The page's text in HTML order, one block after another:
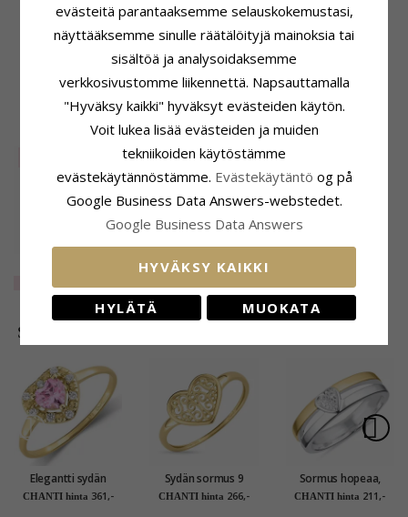
Kiinnitys
Läpimitta:15,0 mm
Korkeus Ja Leveys:14,5 mm
Toimitusaika
Koko Löytyy Varastosta:
4-5 Arkipäivä
ASIAKKAAT OSTAVAT MYÖS
EXTRA
SUOSITUIMMAT TUOTTEET LUOKASSA
Elegantti sydän
vaaleanpunainen
CHANTI hinta 361,-
Sydän sormus 9
karaatin kultaa -
CHANTI hinta 266,-
Sormus hopeaa,
jossa 8 karaattia
CHANTI hinta 211,-
evästeitä parantaaksemme selauskokemustasi,
näyttääksemme sinulle räätälöityjä mainoksia tai
sisältöä ja analysoidaksemme
verkkosivustomme liikennettä. Napsauttamalla
"Hyväksy kaikki" hyväksyt evästeiden käytön.
Voit lukea lisää evästeiden ja muiden
tekniikoiden käytöstämme
evästekäytännöstämme. Evästekäytäntö og på
Google Business Data Answers-webstedet.
Google Business Data Answers
HYVÄKSY KAIKKI
HYLÄTÄ MUOKATA